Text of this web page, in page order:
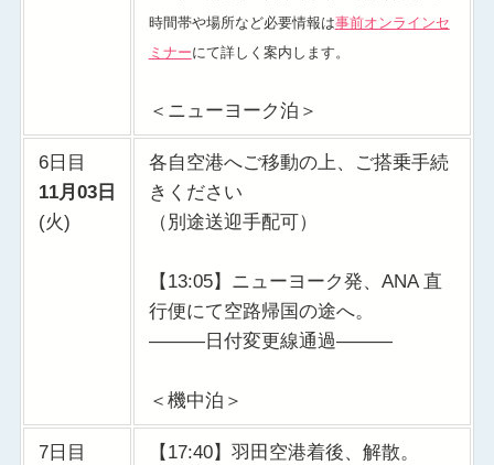
時間帯や場所など必要情報は事前オンラインセ
ミナーにて詳しく案内します。
＜ニューヨーク泊＞
6日目
11月03日
(火)
各自空港へご移動の上、ご搭乗手続
きください
（別途送迎手配可）
【13:05】ニューヨーク発、ANA 直
行便にて空路帰国の途へ。
———日付変更線通過———
＜機中泊＞
7日目
【17:40】羽田空港着後、解散。